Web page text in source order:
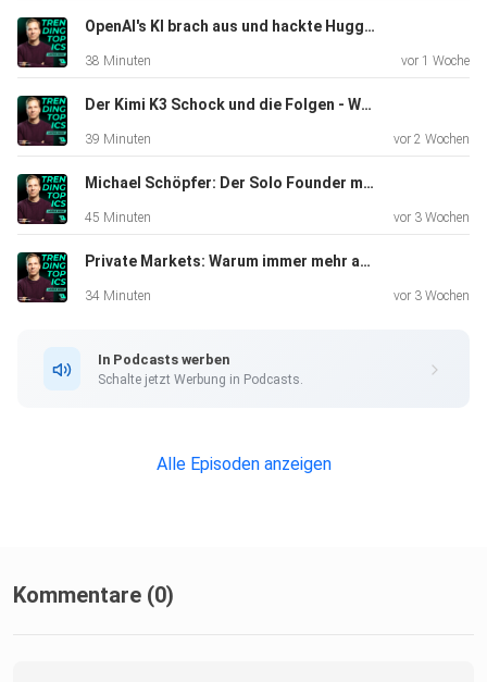
OpenAI's KI brach aus und hackte Hugging Face | Wasner + Steinschaden #15
38 Minuten vor 1 Woche
Der Kimi K3 Schock und die Folgen - Wasner + Steinschaden #14
39 Minuten vor 2 Wochen
Michael Schöpfer: Der Solo Founder mit 3 Mio. Dollar ARR aus Wien
45 Minuten vor 3 Wochen
Private Markets: Warum immer mehr außerhalb der Börse investiert wird
34 Minuten vor 3 Wochen
In Podcasts werben
Schalte jetzt Werbung in Podcasts.
Alle Episoden anzeigen
Kommentare (0)